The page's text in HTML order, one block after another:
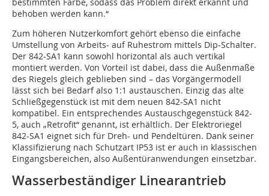
bestimmten Farbe, sodass das Problem direkt erkannt und
behoben werden kann.“
Zum höheren Nutzerkomfort gehört ebenso die einfache
Umstellung von Arbeits- auf Ruhestrom mittels Dip-Schalter.
Der 842-SA1 kann sowohl horizontal als auch vertikal
montiert werden. Von Vorteil ist dabei, dass die Außenmaße
des Riegels gleich geblieben sind – das Vorgängermodell
lässt sich bei Bedarf also 1:1 austauschen. Einzig das alte
Schließgegenstück ist mit dem neuen 842-SA1 nicht
kompatibel. Ein entsprechendes Austauschgegenstück 842-
5, auch „Retrofit“ genannt, ist erhältlich. Der Elektroriegel
842-SA1 eignet sich für Dreh- und Pendeltüren. Dank seiner
Klassifizierung nach Schutzart IP53 ist er auch in klassischen
Eingangsbereichen, also Außentüranwendungen einsetzbar.
Wasserbeständiger Linearantrieb